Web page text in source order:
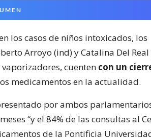
los casos de niños intoxicados, los
Arroyo (ind) y Catalina Del Real
cuenten con un
medicamentos en la actualidad.
por ambos
“y el 84% de las consultas al
de la Pontificia